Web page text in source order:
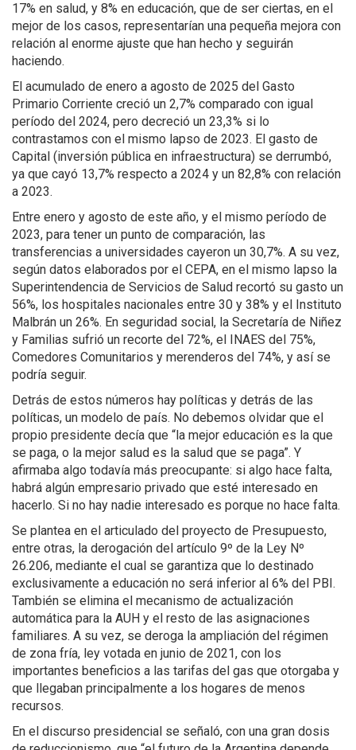
17% en salud, y 8% en educación, que de ser ciertas, en el
mejor de los casos, representarían una pequeña mejora con
relación al enorme ajuste que han hecho y seguirán
haciendo.
El acumulado de enero a agosto de 2025 del Gasto
Primario Corriente creció un 2,7% comparado con igual
período del 2024, pero decreció un 23,3% si lo
contrastamos con el mismo lapso de 2023. El gasto de
Capital (inversión pública en infraestructura) se derrumbó,
ya que cayó 13,7% respecto a 2024 y un 82,8% con relación
a 2023.
Entre enero y agosto de este año, y el mismo período de
2023, para tener un punto de comparación, las
transferencias a universidades cayeron un 30,7%. A su vez,
según datos elaborados por el CEPA, en el mismo lapso la
Superintendencia de Servicios de Salud recortó su gasto un
56%, los hospitales nacionales entre 30 y 38% y el Instituto
Malbrán un 26%. En seguridad social, la Secretaría de Niñez
y Familias sufrió un recorte del 72%, el INAES del 75%,
Comedores Comunitarios y merenderos del 74%, y así se
podría seguir.
Detrás de estos números hay políticas y detrás de las
políticas, un modelo de país. No debemos olvidar que el
propio presidente decía que “la mejor educación es la que
se paga, o la mejor salud es la salud que se paga”. Y
afirmaba algo todavía más preocupante: si algo hace falta,
habrá algún empresario privado que esté interesado en
hacerlo. Si no hay nadie interesado es porque no hace falta.
Se plantea en el articulado del proyecto de Presupuesto,
entre otras, la derogación del artículo 9º de la Ley Nº
26.206, mediante el cual se garantiza que lo destinado
exclusivamente a educación no será inferior al 6% del PBI.
También se elimina el mecanismo de actualización
automática para la AUH y el resto de las asignaciones
familiares. A su vez, se deroga la ampliación del régimen
de zona fría, ley votada en junio de 2021, con los
importantes beneficios a las tarifas del gas que otorgaba y
que llegaban principalmente a los hogares de menos
recursos.
En el discurso presidencial se señaló, con una gran dosis